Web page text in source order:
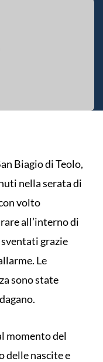
Biagio di Teolo,
nella serata di
volto
all’interno di
grazie
Le
sono state
momento del
delle nascite e